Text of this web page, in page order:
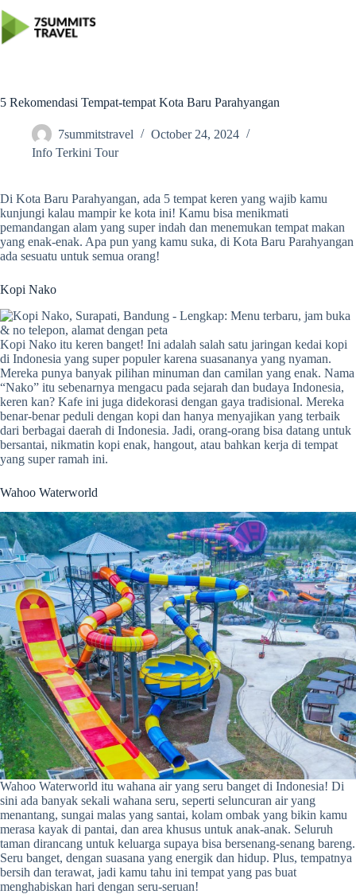
to
content
5 Rekomendasi Tempat-tempat Kota Baru Parahyangan
7summitstravel
October 24, 2024
Info Terkini Tour
Di Kota Baru Parahyangan, ada 5 tempat keren yang wajib kamu
kunjungi kalau mampir ke kota ini! Kamu bisa menikmati
pemandangan alam yang super indah dan menemukan tempat makan
yang enak-enak. Apa pun yang kamu suka, di Kota Baru Parahyangan
ada sesuatu untuk semua orang!
Kopi Nako
Kopi Nako itu keren banget! Ini adalah salah satu jaringan kedai kopi
di Indonesia yang super populer karena suasananya yang nyaman.
Mereka punya banyak pilihan minuman dan camilan yang enak. Nama
“Nako” itu sebenarnya mengacu pada sejarah dan budaya Indonesia,
keren kan? Kafe ini juga didekorasi dengan gaya tradisional. Mereka
benar-benar peduli dengan kopi dan hanya menyajikan yang terbaik
dari berbagai daerah di Indonesia. Jadi, orang-orang bisa datang untuk
bersantai, nikmatin kopi enak, hangout, atau bahkan kerja di tempat
yang super ramah ini.
Wahoo Waterworld
Wahoo Waterworld itu wahana air yang seru banget di Indonesia! Di
sini ada banyak sekali wahana seru, seperti seluncuran air yang
menantang, sungai malas yang santai, kolam ombak yang bikin kamu
merasa kayak di pantai, dan area khusus untuk anak-anak. Seluruh
taman dirancang untuk keluarga supaya bisa bersenang-senang bareng.
Seru banget, dengan suasana yang energik dan hidup. Plus, tempatnya
bersih dan terawat, jadi kamu tahu ini tempat yang pas buat
menghabiskan hari dengan seru-seruan!